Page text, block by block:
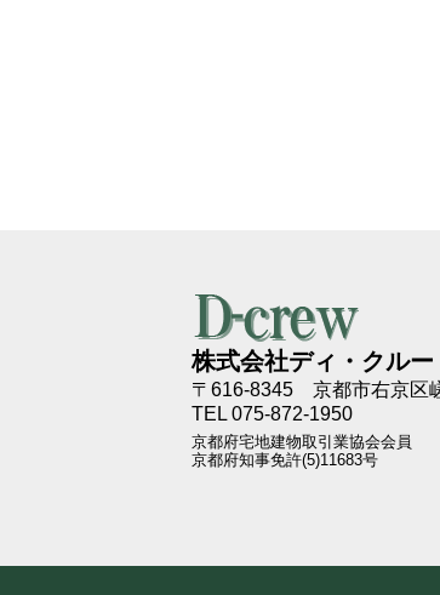
株式会社ディ・クル
〒616-8345京都市右京区
TEL 075-872-1950
京都府宅地建物取引業協会会員
京都府知事免許(5)11683号